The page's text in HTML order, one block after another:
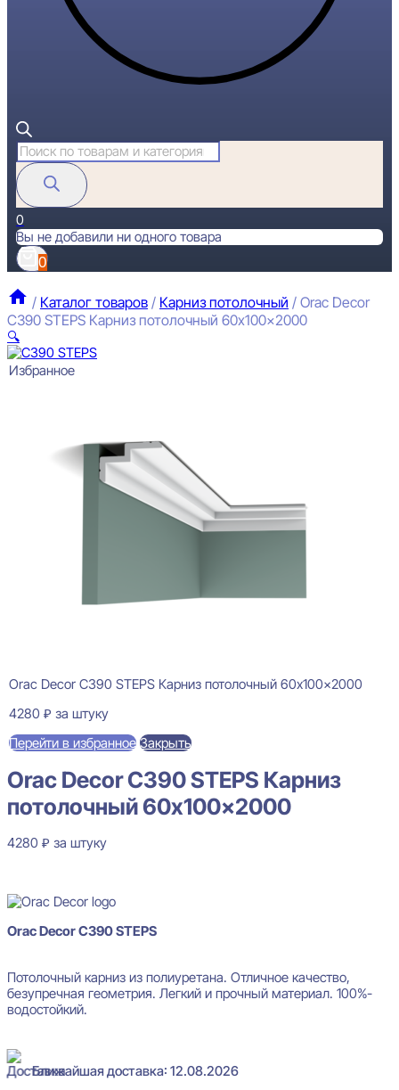
Поиск
товаров
0
Вы не добавили ни одного товара
0
/ Каталог товаров / Карниз потолочный / Orac Decor
C390 STEPS Карниз потолочный 60x100x2000
🔍
Избранное
Orac Decor C390 STEPS Карниз потолочный 60x100x2000
4280 ₽ за штуку
Перейти в избранное Закрыть
Orac Decor C390 STEPS Карниз
потолочный 60x100x2000
4280 ₽ за штуку
Orac Decor C390 STEPS
Потолочный карниз из полиуретана. Отличное качество,
безупречная геометрия. Легкий и прочный материал. 100%-
водостойкий.
Ближайшая доставка: 12.08.2026